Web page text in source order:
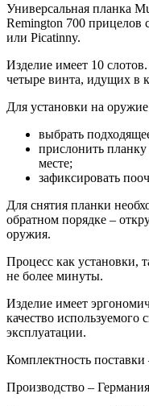
Универсальная планка
Remington 700 прицелов
или Picatinny.
Изделие имеет 10
четыре винта, идущих в
Для установки на оружие
выбрать
прислонить
месте;
зафиксировать
Для снятия планки
обратном порядке –
оружия.
Процесс как установки,
не более минуты.
Изделие имеет
качество используемого
эксплуатации.
Комплектность
Производство –